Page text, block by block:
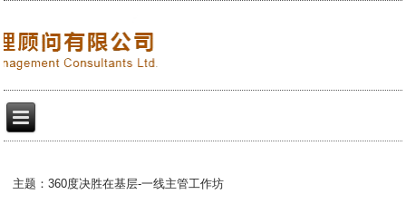
主题：360度决胜在基层-一线主管工作坊